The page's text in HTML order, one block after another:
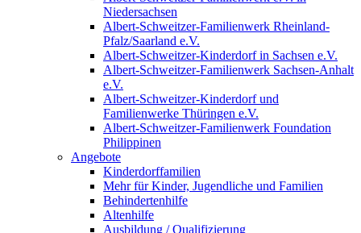
Niedersachsen
Albert-Schweitzer-Familienwerk Rheinland-
Pfalz/Saarland e.V.
Albert-Schweitzer-Kinderdorf in Sachsen e.V.
Albert-Schweitzer-Familienwerk Sachsen-Anhalt
e.V.
Albert-Schweitzer-Kinderdorf und
Familienwerke Thüringen e.V.
Albert-Schweitzer-Familienwerk Foundation
Philippinen
Angebote
Kinderdorffamilien
Mehr für Kinder, Jugendliche und Familien
Behindertenhilfe
Altenhilfe
Ausbildung / Qualifizierung